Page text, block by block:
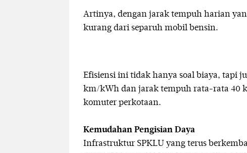
Artinya, dengan jarak tempuh harian
kurang dari separuh mobil bensin.
Efisiensi ini tidak hanya soal biaya, tapi
km/kWh dan jarak tempuh rata-rata 40
komuter perkotaan.
Kemudahan Pengisian Daya
Infrastruktur SPKLU yang terus